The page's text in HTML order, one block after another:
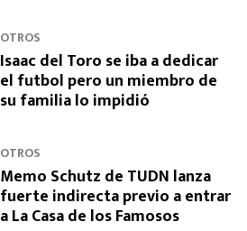
OTROS
Isaac del Toro se iba a dedicar
el futbol pero un miembro de
su familia lo impidió
OTROS
Memo Schutz de TUDN lanza
fuerte indirecta previo a entrar
a La Casa de los Famosos